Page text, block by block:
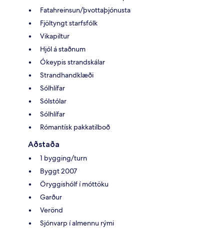
Fatahreinsun/þvottaþjónusta
Fjöltyngt starfsfólk
Vikapiltur
Hjól á staðnum
Ókeypis strandskálar
Strandhandklæði
Sólhlífar
Sólstólar
Sólhlífar
Rómantísk pakkatilboð
Aðstaða
1 bygging/turn
Byggt 2007
Öryggishólf í móttöku
Garður
Verönd
Sjónvarp í almennu rými